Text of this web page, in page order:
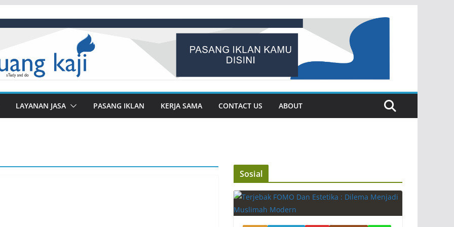
LAYANAN JASA PASANG IKLAN KERJA SAMA CONTACT US ABOUT
Sosial